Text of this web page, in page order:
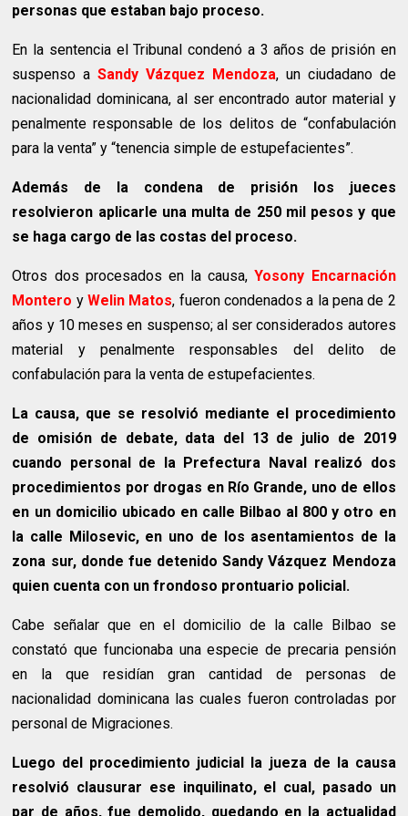
personas que estaban bajo proceso.
En la sentencia el Tribunal condenó a 3 años de prisión en
suspenso aSandy Vázquez Mendoza, un ciudadano de
nacionalidad dominicana, al ser encontrado autor material y
penalmente responsable de los delitos de “confabulación
para la venta” y “tenencia simple de estupefacientes”.
Además de la condena de prisión los jueces
resolvieron aplicarle una multa de 250 mil pesos y que
se haga cargo de las costas del proceso.
Otros dos procesados en la causa,Yosony Encarnación
Montero yWelin Matos, fueron condenados a la pena de 2
años y 10 meses en suspenso; al ser considerados autores
material y penalmente responsables del delito de
confabulación para la venta de estupefacientes.
La causa, que se resolvió mediante el procedimiento
de omisión de debate, data del 13 de julio de 2019
cuando personal de la Prefectura Naval realizó dos
procedimientos por drogas en Río Grande, uno de ellos
en un domicilio ubicado en calle Bilbao al 800 y otro en
la calle Milosevic, en uno de los asentamientos de la
zona sur, donde fue detenido Sandy Vázquez Mendoza
quien cuenta con un frondoso prontuario policial.
Cabe señalar que en el domicilio de la calle Bilbao se
constató que funcionaba una especie de precaria pensión
en la que residían gran cantidad de personas de
nacionalidad dominicana las cuales fueron controladas por
personal de Migraciones.
Luego del procedimiento judicial la jueza de la causa
resolvió clausurar ese inquilinato, el cual, pasado un
par de años, fue demolido, quedando en la actualidad